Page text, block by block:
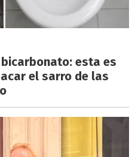
esta es
el sarro de las